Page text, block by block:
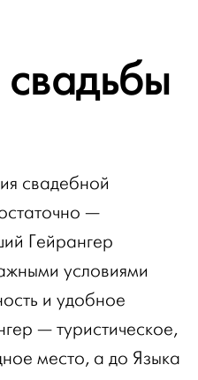
свадебной
—
Гейрангер
условиями
и удобное
— туристическое,
место, а до Языка